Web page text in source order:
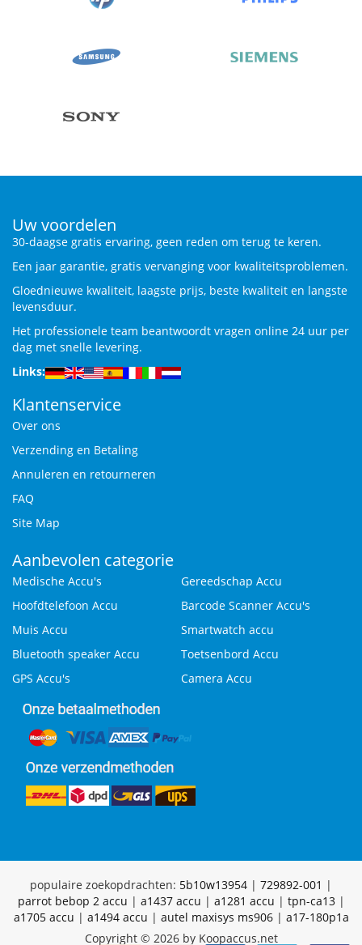
Uw voordelen
30-daagse gratis ervaring, geen reden om terug te keren.
Een jaar garantie, gratis vervanging voor kwaliteitsproblemen.
Gloednieuwe kwaliteit, laagste prijs, beste kwaliteit en langste
levensduur.
Het professionele team beantwoordt vragen online 24 uur per
dag met snelle levering.
Links:
Klantenservice
Over ons
Verzending en Betaling
Annuleren en retourneren
FAQ
Site Map
Aanbevolen categorie
Medische Accu's
Gereedschap Accu
Hoofdtelefoon Accu
Barcode Scanner Accu's
Muis Accu
Smartwatch accu
Bluetooth speaker Accu
Toetsenbord Accu
GPS Accu's
Camera Accu
populaire zoekopdrachten: 5b10w13954 | 729892-001 |
parrot bebop 2 accu | a1437 accu | a1281 accu | tpn-ca13|
a1705 accu | a1494 accu | autel maxisys ms906| a17-180p1a
Copyright © 2026 by Koopaccus.net